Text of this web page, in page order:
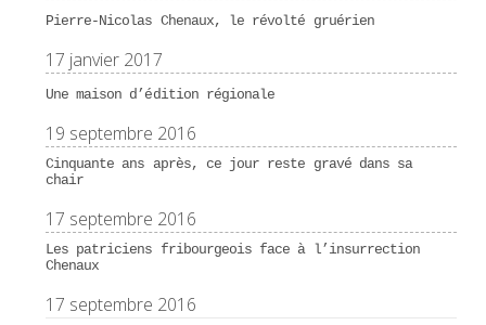
Pierre-Nicolas Chenaux, le révolté gruérien
17 janvier 2017
Une maison d’édition régionale
19 septembre 2016
Cinquante ans après, ce jour reste gravé dans sa
chair
17 septembre 2016
Les patriciens fribourgeois face à l’insurrection
Chenaux
17 septembre 2016